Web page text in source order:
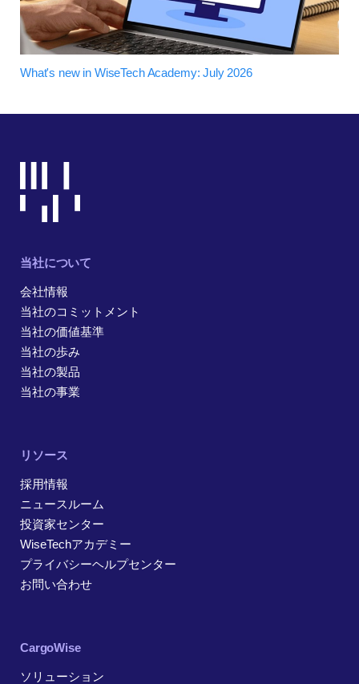
What's new in WiseTech Academy: July 2026
当社について
会社情報
当社のコミットメント
当社の価値基準
当社の歩み
当社の製品
当社の事業
リソース
採用情報
ニュースルーム
投資家センター
WiseTechアカデミー
プライバシーヘルプセンター
お問い合わせ
CargoWise
ソリューション